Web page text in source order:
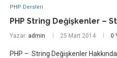
PHP Dersleri
PHP String Değişkenler –
Yazar: admin 25 Mart 2014 0
PHP – String Değişkenler